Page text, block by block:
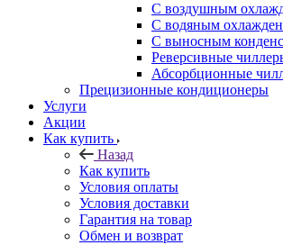
С воздушным
С водяным
С выносным
Реверсивные
Абсорбционные
Прецизионные кондиционеры
Услуги
Акции
Как купить
Назад
Как купить
Условия оплаты
Условия доставки
Гарантия на товар
Обмен и возврат